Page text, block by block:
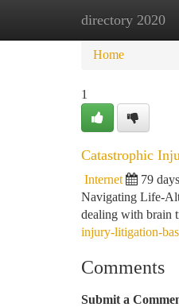
directory 2020
Home
Home
1
Catastrophic
Internet 79
Navigating Life-
dealing with brain
injury-litigation-
Comments
Submit a